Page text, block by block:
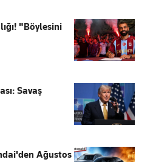
"Böylesini
Savaş
Ağustos